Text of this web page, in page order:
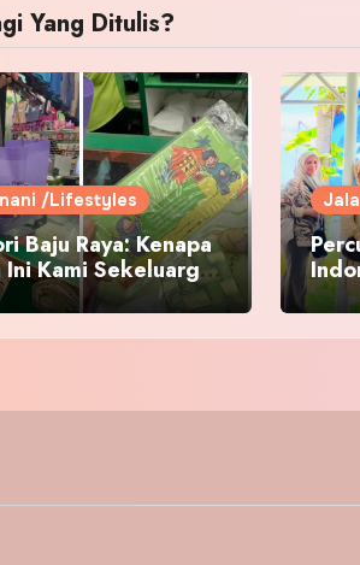
Yang Ditulis?
/Lifestyles
Baju Raya: Kenapa
Ini Kami Sekeluarga
ke Pusat Pakaian